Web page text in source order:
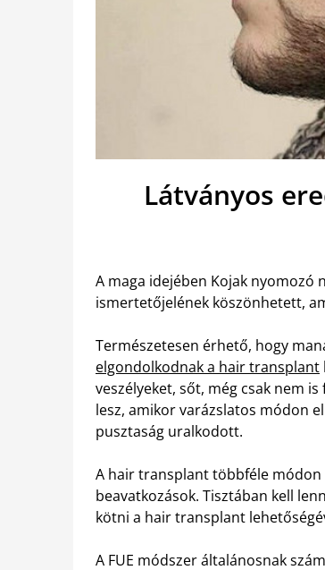
Látványos
A maga idejében Kojak
ismertetőjelének köszönhetett,
Természetesen érhető, hogy
elgondolkodnak a hair transplant
veszélyeket, sőt, még csak nem
lesz, amikor varázslatos módon
pusztaság uralkodott.
A hair transplant többféle módon
beavatkozások. Tisztában kell
kötni a hair transplant
A FUE módszer általánosnak